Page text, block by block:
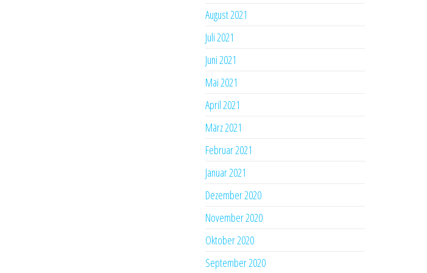
August 2021
Juli 2021
Juni 2021
Mai 2021
April 2021
März 2021
Februar 2021
Januar 2021
Dezember 2020
November 2020
Oktober 2020
September 2020